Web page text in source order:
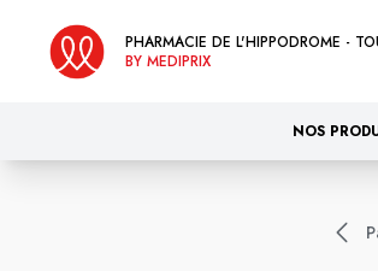
PHARMACIE DE L'HIPPODROME -
BY MEDIPRIX
NOS